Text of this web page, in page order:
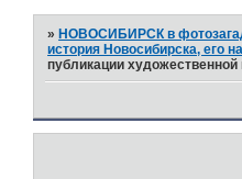
»НОВОСИБИРСК в
история Новосибирска, его
публикации художественной